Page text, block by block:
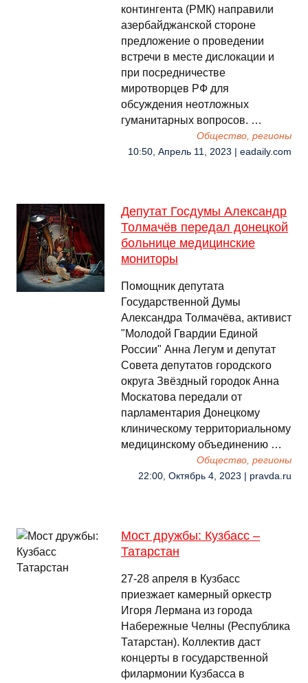
контингента (РМК) направили
азербайджанской стороне
предложение о проведении
встречи в месте дислокации и
при посредничестве
миротворцев РФ для
обсуждения неотложных
гуманитарных вопросов. …
Общество, регионы
10:50, Апрель 11, 2023 | eadaily.com
Депутат Госдумы Александр
Толмачёв передал донецкой
больнице медицинские
мониторы
Помощник депутата
Государственной Думы
Александра Толмачёва, активист
"Молодой Гвардии Единой
России" Анна Легум и депутат
Совета депутатов городского
округа Звёздный городок Анна
Москатова передали от
парламентария Донецкому
клиническому территориальному
медицинскому объединению …
Общество, регионы
22:00, Октябрь 4, 2023 | pravda.ru
Мост дружбы: Кузбасс –
Татарстан
27-28 апреля в Кузбасс
приезжает камерный оркестр
Игоря Лермана из города
Набережные Челны (Республика
Татарстан). Коллектив даст
концерты в государственной
филармонии Кузбасса в